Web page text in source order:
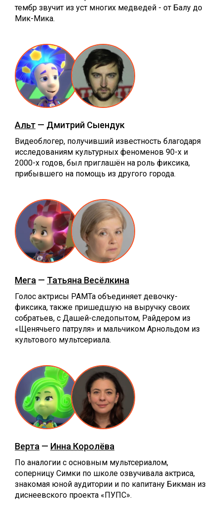
тембр звучит из уст многих медведей - от Балу до
Мик-Мика.
Альт — Дмитрий Сыендук
Видеоблогер, получивший известность благодаря
исследованиям культурных феноменов 90-х и
2000-х годов, был приглашён на роль фиксика,
прибывшего на помощь из другого города.
Мега — Татьяна Весёлкина
Голос актрисы РАМТа объединяет девочку-
фиксика, также пришедшую на выручку своих
собратьев, с Дашей-следопытом, Райдером из
«Щенячьего патруля» и мальчиком Арнольдом из
культового мультсериала.
Верта — Инна Королёва
По аналогии с основным мультсериалом,
соперницу Симки по школе озвучивала актриса,
знакомая юной аудитории и по капитану Бикман из
диснеевского проекта «ПУПС».